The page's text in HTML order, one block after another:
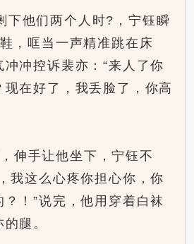
下他们两个人时?，宁钰瞬
，哐当一声精准跳在床
冲控诉裴亦：“来人了你
在好了，我丢脸了，你高
伸手让他坐下，宁钰不
我这么心疼你担心你，你
！”说完，他用穿着白袜
腿。